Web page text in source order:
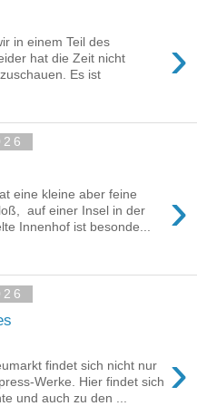
›
in einem Teil des
hat die Zeit nicht
Es ist
›
eine kleine aber feine
auf einer Insel in der
Innenhof ist besonde...
›
findet sich nicht nur
Werke. Hier findet sich
und auch zu den ...